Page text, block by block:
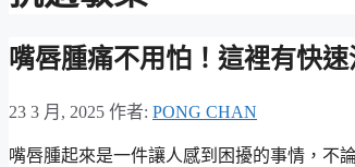
嘴唇腫痛不用怕！這裡有快
23 3 月, 2025 作者: PONG CHAN
嘴唇腫起來是一件讓人感到困擾的事情，